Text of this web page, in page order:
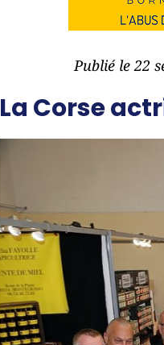
Publié le 22
La Corse